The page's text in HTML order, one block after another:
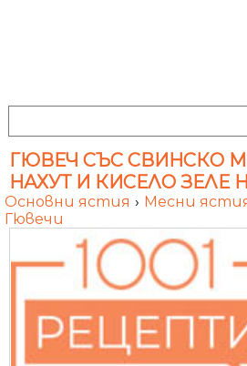
ГЮВЕЧ СЪС СВИНСКО
НАХУТ И КИСЕЛО ЗЕЛЕ
Основни ястия › Месни
Гювечи